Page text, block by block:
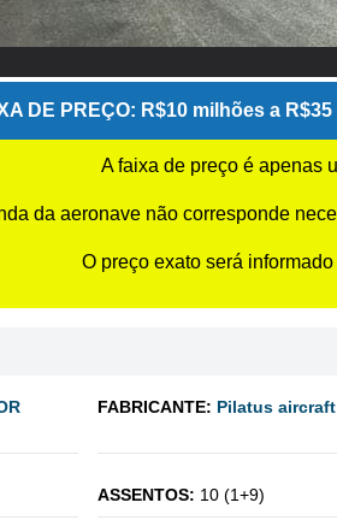
DE PREÇO: R$10 milhões a
A faixa de preço é apenas
da aeronave não corresponde
O preço exato será
FABRICANTE: Pilatus aircraft
ASSENTOS: 10 (1+9)